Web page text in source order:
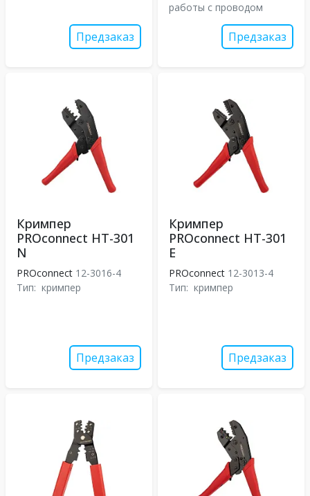
Предзаказ
работы с проводом
Предзаказ
Кримпер
PROconnect HT-301
N
PROconnect 12-3016-4
Тип: кримпер
Предзаказ
Кримпер
PROconnect HT-301
E
PROconnect 12-3013-4
Тип: кримпер
Предзаказ